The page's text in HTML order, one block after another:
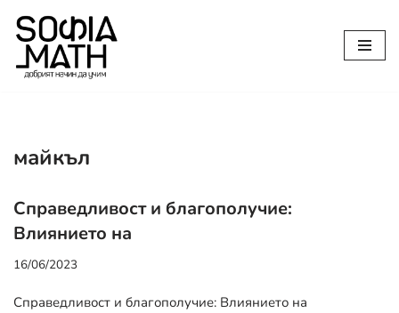
Продължете
към
майкъл
Справедливост и благополучие:
Влиянието на
16/06/2023
Справедливост и благополучие: Влиянието на